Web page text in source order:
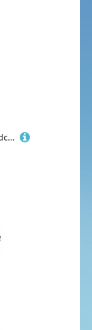
Doiyislem Feenflügel Für Mädchen, Schmetterlingsflügel Mit Ranken, Festtagszubehör Für Gartenfest Bühnenauftritt Karneval